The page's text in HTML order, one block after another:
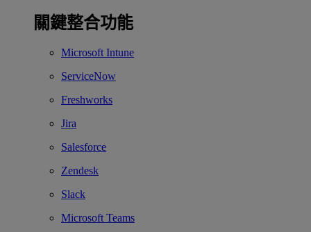
關鍵整合功能
Microsoft Intune
ServiceNow
Freshworks
Jira
Salesforce
Zendesk
Slack
Microsoft Teams